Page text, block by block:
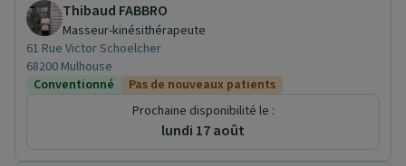
Thibaud FABBRO
Masseur-kinésithérapeute
61 Rue Victor Schoelcher
68200 Mulhouse
Conventionné
Pas de nouveaux patients
Prochaine disponibilité le :
lundi 17 août